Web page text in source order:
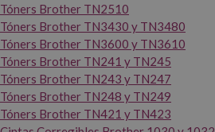
Tóners Brother TN2510
Tóners Brother TN3430 y TN3480
Tóners Brother TN3600 y TN3610
Tóners Brother TN241 y TN245
Tóners Brother TN243 y TN247
Tóners Brother TN248 y TN249
Tóners Brother TN421 y TN423